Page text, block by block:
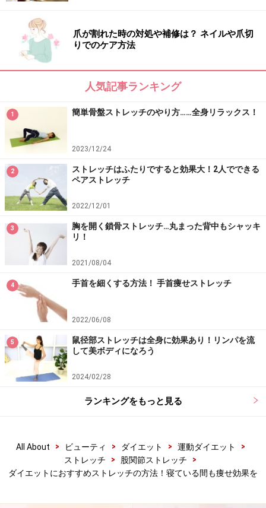
左右15回づつを目安に繰り返しましょう。
寝ている間も痩せるストレッチver2
この動きでは、スクワットした状態で同じように体側を
伸ばし、呼吸を深め、代謝を上げていきます。立つ姿勢
で行うことで、下半身の筋肉をほどよく刺激していくの
で、ストレッチと筋力アップには最適な動きです。
1．足幅はかかとの真上に膝がくる位置に、肩幅よりも
大きく開きます。この時も、骨盤がまっすぐ立つよう
に、尾てい骨を真下に向け、お腹と腰を押し合うように
意識しましょう。また、膝が閉じないように、足の小指
をしっかり床につけて。
2．息を吸いながら、膝に置いていた腕を耳の横から頭
りと体を右側に倒しましょう。
爪が割れた時の対処や補修は？ ネイルや爪切
りでのケア方法
人気記事ランキング
1 簡単骨盤ストレッチのやり方……全身リラックス！
2023/12/24
2
ストレッチはふたりですると効果大！2人でできる
ペアストレッチ
2022/12/01
3
胸を開く鎖骨ストレッチ…丸まった背中もシャッキ
リ！
2021/08/04
4 手首を細くする方法！ 手首痩せストレッチ
2022/06/08
5
鼠径部ストレッチは全身に効果あり！リンパを流
して美ボディになろう
2024/02/28
ランキングをもっと見る
All About > ビューティ > ダイエット > 運動ダイエット
>
ストレッチ
> 股関節ストレッチ
>
ダイエットにおすすめストレッチの方法！寝ている間も痩せ効果を